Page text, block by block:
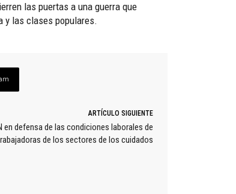
las puertas a una guerra que
y las clases populares.
ARTÍCULO SIGUIENTE
en defensa de las condiciones laborales de
de los sectores de los cuidados